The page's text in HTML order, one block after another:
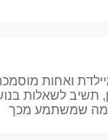
ואחות
תשיב לשאלות
מה שמשתמע מכך